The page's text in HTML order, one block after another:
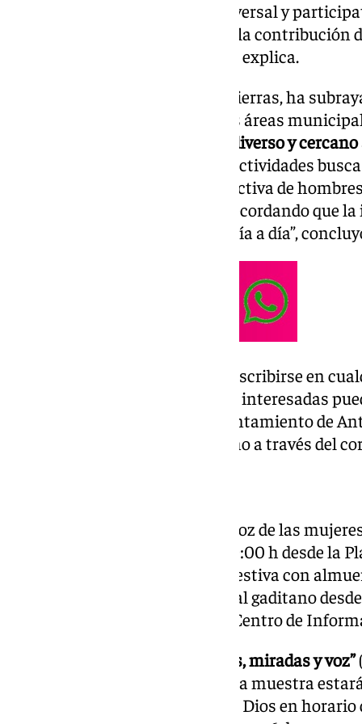
«Se trata de un programa transversal y
ciudadanía, que pone de relieve la
una Antequera más igualitaria”, explica.
La concejal de Equidad, María Sierras, ha
colaboración entre las distintas áreas
diverso y
población. “Este calendario de actividades
aprendizaje y la participación activa de
la mujer en nuestra sociedad, recordando que
debemos seguir construyendo día a día”,
n o para inscribirse en
requieren registro, las personas interesadas
Información a la Mujer del Ayuntamiento de
así como a través del
“El Carnaval y la voz de las
una excursión con salida a las 9:00 h desde la
podrán disfrutar de la jornada festiva con
conocer cómo se vive el Carnaval gaditano
inscripciones se realizan en el Centro de
Exposición fotográfica “Mujeres, miradas y voz”
coordinación de socias de AFA, la muestra
Pinacoteca Edificio San Juan de Dios en